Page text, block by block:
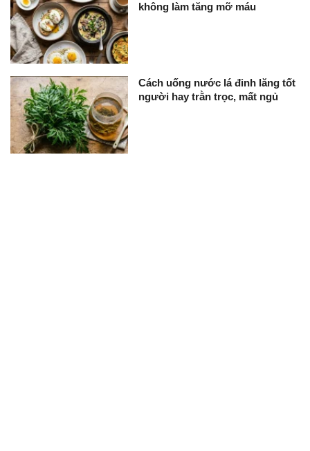
không làm tăng mỡ máu
Cách uống nước lá đinh lăng tốt
người hay trằn trọc, mất ngủ